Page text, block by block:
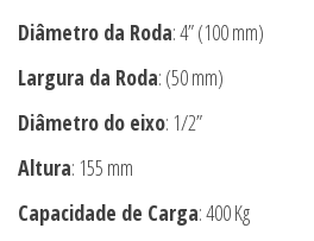
Diâmetro da Roda: 4” (100 mm)
Largura da Roda: (50 mm)
Diâmetro do eixo: 1/2”
Altura: 155 mm
Capacidade de Carga: 400 Kg